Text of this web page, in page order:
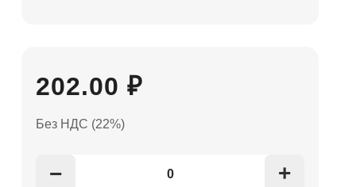
202.00 ₽
Без НДС (22%)
− +